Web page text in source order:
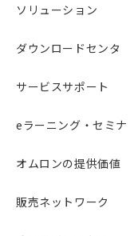
ソリューション
ダウンロードセンタ
サービスサポート
eラーニング・セミナ
オムロンの提供価値
販売ネットワーク